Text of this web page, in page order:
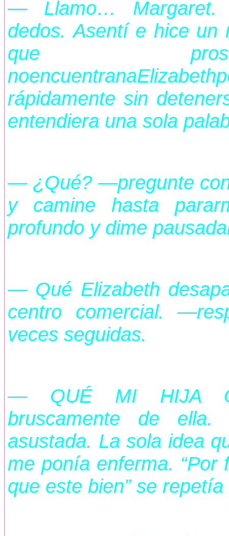
— Llamo… Margaret.
dedos. Asentí e hice un
que
rápidamente sin
entendiera una sola
— ¿Qué? —pregunte
y camine hasta
profundo y dime
— Qué Elizabeth
centro comercial.
veces seguidas.
— QUÉ MI HIJA
bruscamente de
asustada. La sola idea
me ponía enferma. “Por
que este bien” se